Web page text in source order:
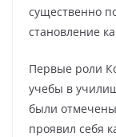
существенно
становление
Первые роли
учебы в
были
проявил себя